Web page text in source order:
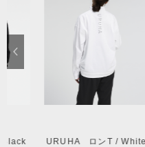
URUHA ロンT / White